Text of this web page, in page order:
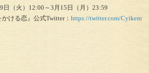
日（火）12:00～3月15日（月）23:59
ける恋』公式Twitter： https://twitter.com/Cyikem